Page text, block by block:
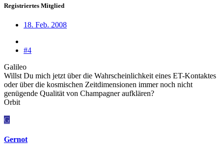
Registriertes Mitglied
18. Feb. 2008
#4
Galileo
Willst Du mich jetzt über die Wahrscheinlichkeit eines ET-Kontaktes
oder über die kosmischen Zeitdimensionen immer noch nicht
genügende Qualität von Champagner aufklären?
Orbit
G
Gernot